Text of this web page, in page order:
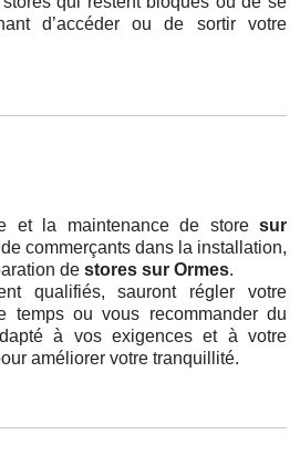
d’accéder ou de sortir votre
et la maintenance de store sur
commerçants dans la installation,
de stores sur Ormes.
qualifiés, sauront régler votre
temps ou vous recommander du
à vos exigences et à votre
améliorer votre tranquillité.